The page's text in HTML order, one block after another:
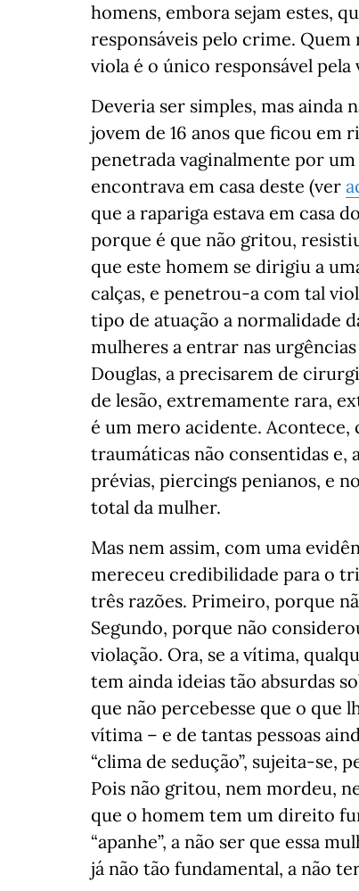
homens, embora sejam estes,
responsáveis pelo crime.
viola é o único responsável pela
Deveria ser simples, mas ainda
jovem de 16 anos que ficou em
penetrada vaginalmente por um
encontrava em casa deste (ver
que a rapariga estava em casa
porque é que não gritou,
que este homem se dirigiu a
calças, e penetrou-a com tal
tipo de atuação a normalidade
mulheres a entrar nas
Douglas, a precisarem de
de lesão, extremamente rara,
é um mero acidente. Acontece,
traumáticas não consentidas e,
prévias, piercings penianos, e
total da mulher.
Mas nem assim, com uma
mereceu credibilidade para o
três razões. Primeiro, porque
Segundo, porque não
violação. Ora, se a vítima,
tem ainda ideias tão absurdas
que não percebesse que o que
vítima – e de tantas pessoas
“clima de sedução”, sujeita-se,
Pois não gritou, nem mordeu,
que o homem tem um direito
“apanhe”, a não ser que essa
já não tão fundamental, a não